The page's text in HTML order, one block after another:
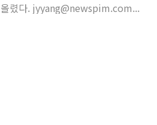
)'가 차례로 이름을 올렸다. jyyang@newspim.com...